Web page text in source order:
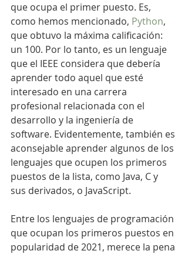
que ocupa el primer puesto. Es,
como hemos mencionado, Python,
que obtuvo la máxima calificación:
un 100. Por lo tanto, es un lenguaje
que el IEEE considera que debería
aprender todo aquel que esté
interesado en una carrera
profesional relacionada con el
desarrollo y la ingeniería de
software. Evidentemente, también es
aconsejable aprender algunos de los
lenguajes que ocupen los primeros
puestos de la lista, como Java, C y
sus derivados, o JavaScript.
Entre los lenguajes de programación
que ocupan los primeros puestos en
popularidad de 2021, merece la pena